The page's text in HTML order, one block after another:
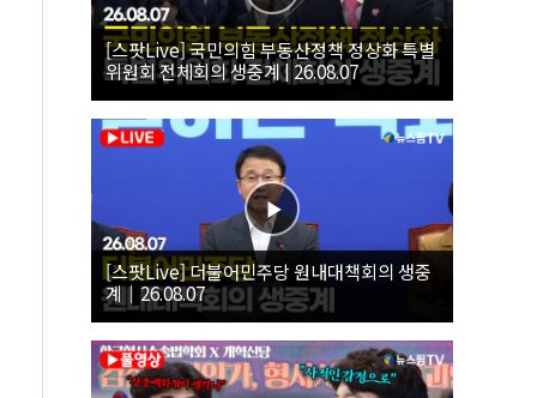
[스팟Live] 국민의힘 부동산정책 정상화 특별
위원회 전체회의 생중계 | 26.08.07
[스팟Live] 더불어민주당 원내대책회의 생중
계｜26.08.07